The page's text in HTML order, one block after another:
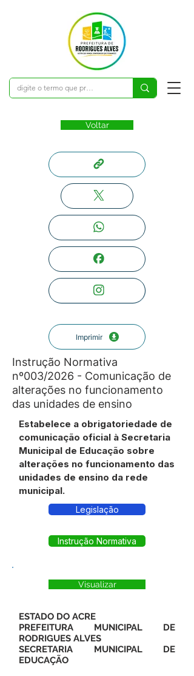
Voltar
Imprimir
Instrução Normativa
nº003/2026 - Comunicação de
alterações no funcionamento
das unidades de ensino
Estabelece a obrigatoriedade de
comunicação oficial à Secretaria
Municipal de Educação sobre
alterações no funcionamento das
unidades de ensino da rede
municipal.
Legislação
Instrução Normativa
Visualizar
ESTADO DO ACRE
PREFEITURA MUNICIPAL DE
RODRIGUES ALVES
SECRETARIA MUNICIPAL DE
EDUCAÇÃO